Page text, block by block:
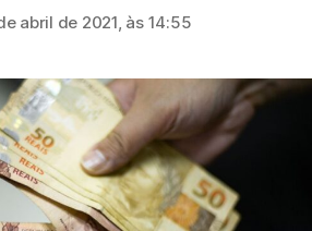
abril de 2021, às 14:55